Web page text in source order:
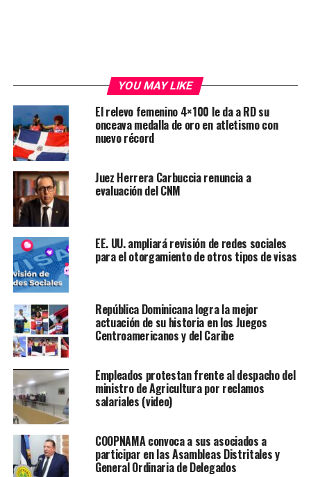
YOU MAY LIKE
El relevo femenino 4×100 le da a RD su
onceava medalla de oro en atletismo con
nuevo récord
Juez Herrera Carbuccia renuncia a
evaluación del CNM
EE. UU. ampliará revisión de redes sociales
para el otorgamiento de otros tipos de visas
República Dominicana logra la mejor
actuación de su historia en los Juegos
Centroamericanos y del Caribe
Empleados protestan frente al despacho del
ministro de Agricultura por reclamos
salariales (video)
COOPNAMA convoca a sus asociados a
participar en las Asambleas Distritales y
General Ordinaria de Delegados